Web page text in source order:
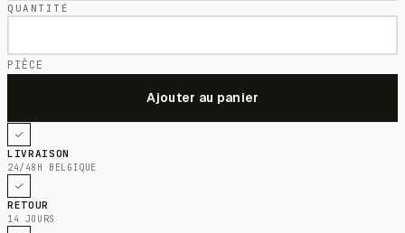
QUANTITÉ
PIÈCE
LIVRAISON
24/48H BELGIQUE
RETOUR
14 JOURS